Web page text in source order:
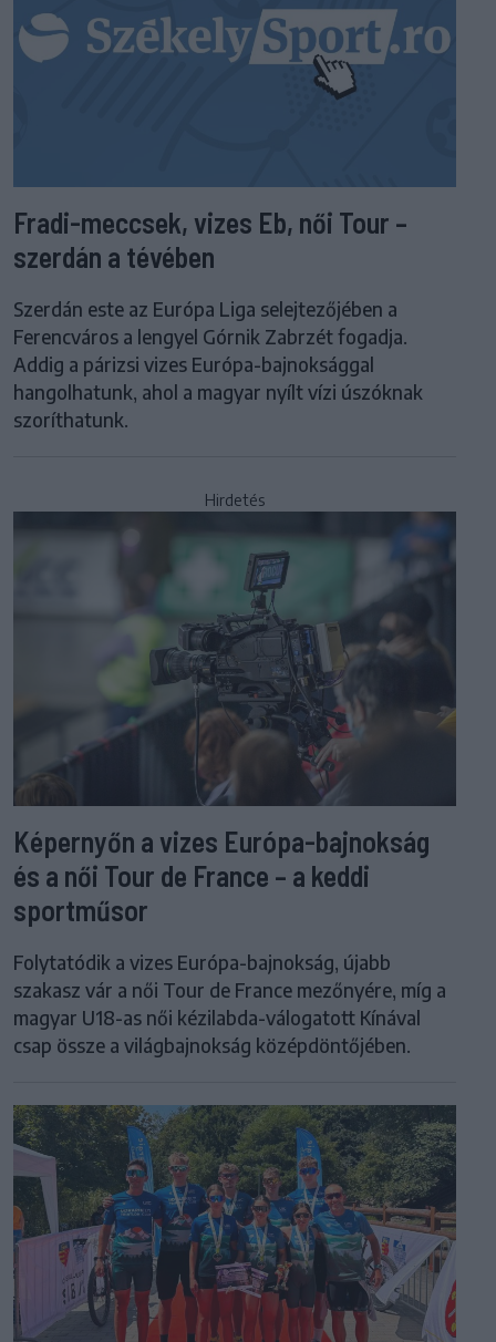
Fradi-meccsek, vizes Eb, női Tour –
szerdán a tévében
Szerdán este az Európa Liga selejtezőjében a
Ferencváros a lengyel Górnik Zabrzét fogadja.
Addig a párizsi vizes Európa-bajnoksággal
hangolhatunk, ahol a magyar nyílt vízi úszóknak
szoríthatunk.
Hirdetés
Képernyőn a vizes Európa-bajnokság
és a női Tour de France – a keddi
sportműsor
Folytatódik a vizes Európa-bajnokság, újabb
szakasz vár a női Tour de France mezőnyére, míg a
magyar U18-as női kézilabda-válogatott Kínával
csap össze a világbajnokság középdöntőjében.